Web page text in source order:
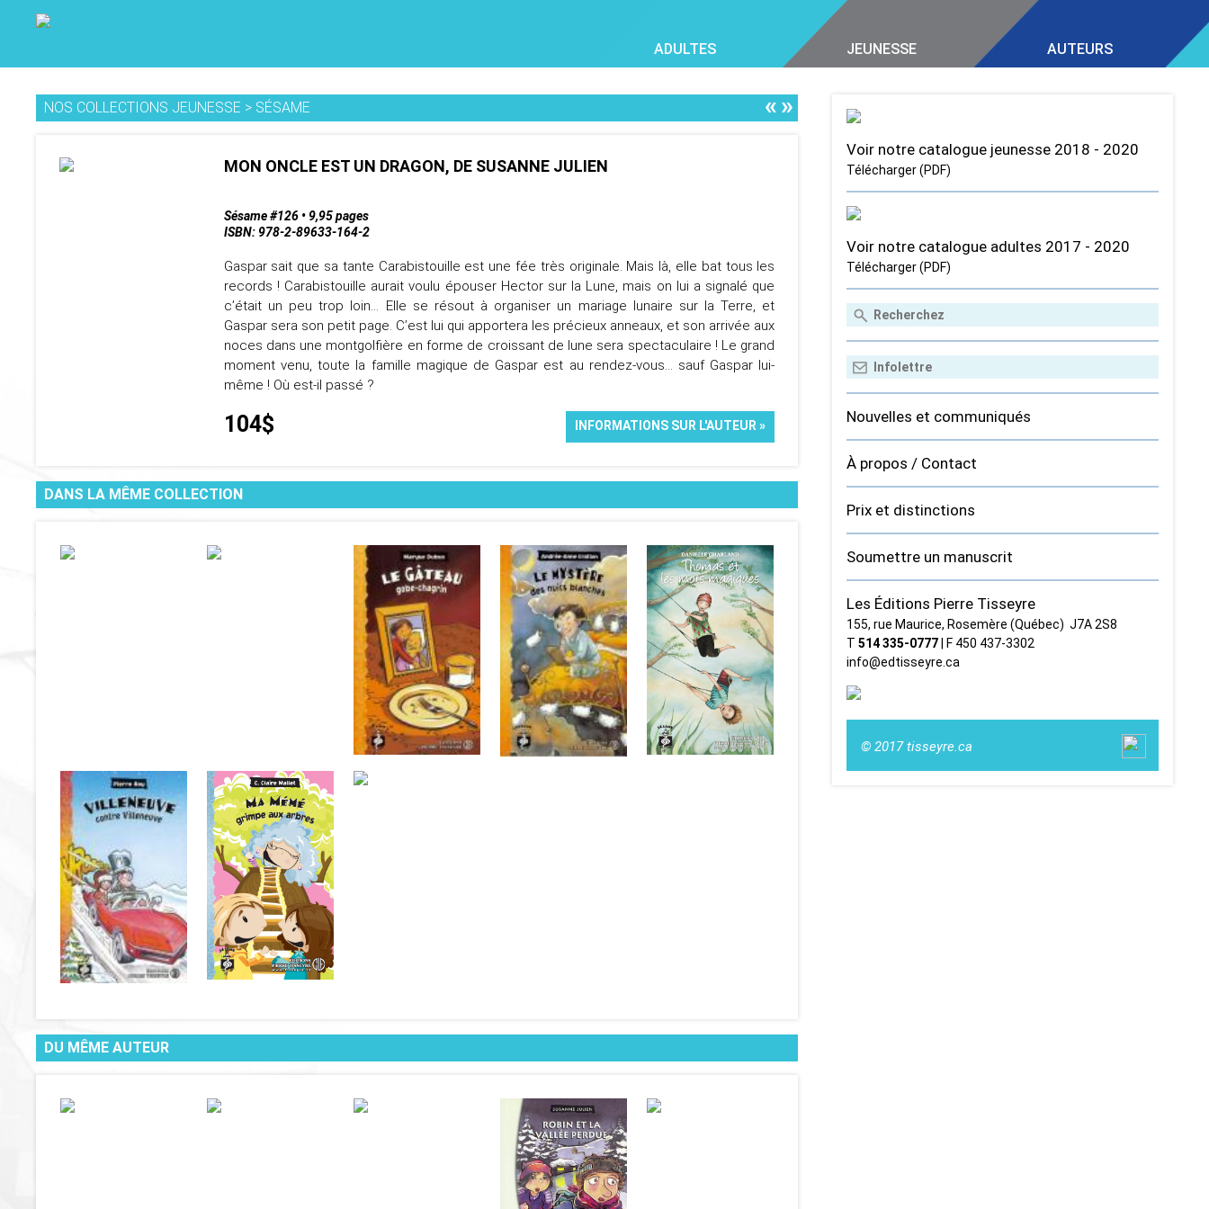
ADULTES JEUNESSE AUTEURS
NOS COLLECTIONS JEUNESSE > SÉSAME «»
MON ONCLE EST UN DRAGON, DE SUSANNE JULIEN
Sésame #126 • 9,95 pages
ISBN: 978-2-89633-164-2
Gaspar sait que sa tante Carabistouille est une fée très originale. Mais là, elle bat tous les
records ! Carabistouille aurait voulu épouser Hector sur la Lune, mais on lui a signalé que
c’était un peu trop loin… Elle se résout à organiser un mariage lunaire sur la Terre, et
Gaspar sera son petit page. C’est lui qui apportera les précieux anneaux, et son arrivée aux
noces dans une montgolfière en forme de croissant de lune sera spectaculaire ! Le grand
moment venu, toute la famille magique de Gaspar est au rendez-vous… sauf Gaspar lui-
même ! Où est-il passé ?
104$ INFORMATIONS SUR L'AUTEUR »
DANS LA MÊME COLLECTION
DU MÊME AUTEUR
Voir notre catalogue jeunesse 2018 - 2020
Télécharger (PDF)
Voir notre catalogue adultes 2017 - 2020
Télécharger (PDF)
Nouvelles et communiqués
À propos / Contact
Prix et distinctions
Soumettre un manuscrit
Les Éditions Pierre Tisseyre
155, rue Maurice, Rosemère (Québec) J7A 2S8
T 514 335‑0777| F 450 437‑3302
info@edtisseyre.ca
© 2017 tisseyre.ca